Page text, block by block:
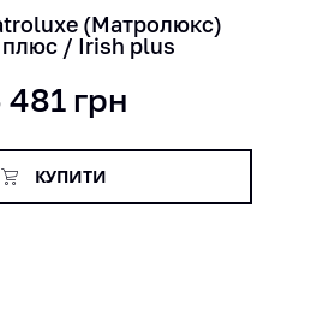
(Матролюкс)
/ Irish plus
481грн
КУПИТИ